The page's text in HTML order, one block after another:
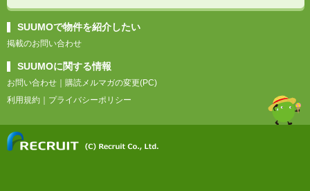
SUUMOで物件を紹介したい
掲載のお問い合わせ
SUUMOに関する情報
お問い合わせ
購読メルマガの変更(PC)
利用規約
プライバシーポリシー